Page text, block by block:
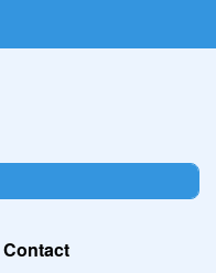
Contact